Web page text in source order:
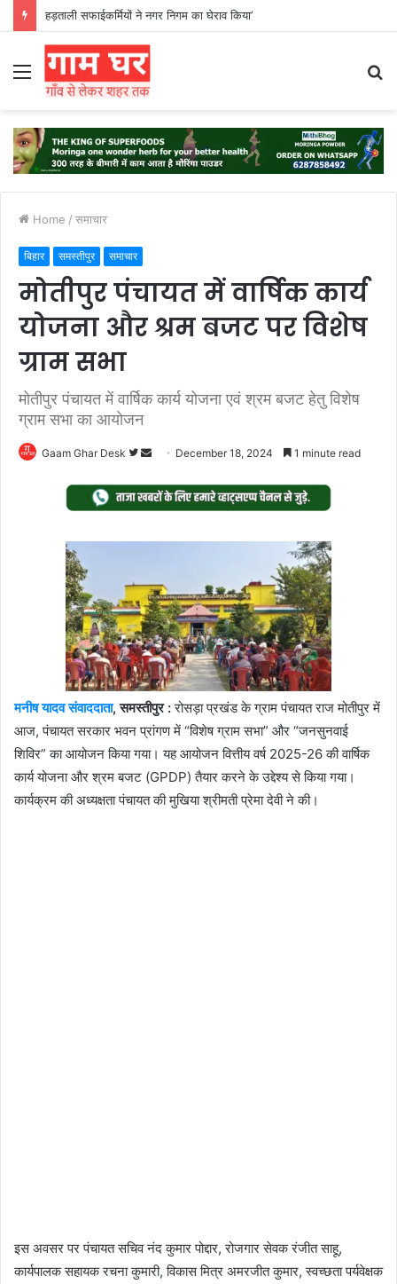
हड़ताली सफाईकर्मियों ने नगर निगम का घेराव किया’
Menu
Home / समाचार
बिहार समस्तीपुर समाचार
मोतीपुर पंचायत में वार्षिक कार्य
योजना और श्रम बजट पर विशेष
ग्राम सभा
मोतीपुर पंचायत में वार्षिक कार्य योजना एवं श्रम बजट हेतु विशेष
ग्राम सभा का आयोजन
Gaam Ghar Desk
Follow
Twitter
Send
email
December 18, 2024 1 minute read
मनीष यादव संवाददाता, समस्तीपुर :रोसड़ा प्रखंड के ग्राम पंचायत राज मोतीपुर में
आज, पंचायत सरकार भवन प्रांगण में “विशेष ग्राम सभा” और “जनसुनवाई
शिविर” का आयोजन किया गया। यह आयोजन वित्तीय वर्ष 2025-26 की वार्षिक
कार्य योजना और श्रम बजट (GPDP) तैयार करने के उद्देश्य से किया गया।
कार्यक्रम की अध्यक्षता पंचायत की मुखिया श्रीमती प्रेमा देवी ने की।
इस अवसर पर पंचायत सचिव नंद कुमार पोद्दार, रोजगार सेवक रंजीत साहू,
कार्यपालक सहायक रचना कुमारी, विकास मित्र अमरजीत कुमार, स्वच्छता पर्यवेक्षक